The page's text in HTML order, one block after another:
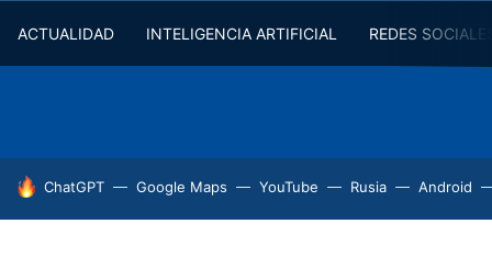
ACTUALIDAD INTELIGENCIA ARTIFICIAL REDES
HOY SE HABLA DE
ChatGPT Google Maps YouTube Rusia Android